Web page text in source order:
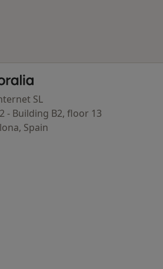
de inicio
SL
- Building B2, floor 13
Spain